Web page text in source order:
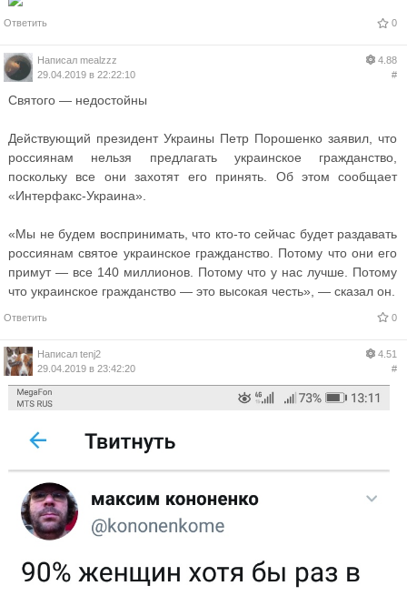
Ответить 0
Написал mealzzz
29.04.2019 в 22:22:10
4.88
#
Святого — недостойны
Действующий президент Украины Петр Порошенко заявил, что
россиянам нельзя предлагать украинское гражданство,
поскольку все они захотят его принять. Об этом сообщает
«Интерфакс-Украина».
«Мы не будем воспринимать, что кто-то сейчас будет раздавать
россиянам святое украинское гражданство. Потому что они его
примут — все 140 миллионов. Потому что у нас лучше. Потому
что украинское гражданство — это высокая честь», — сказал он.
Ответить 0
Написал tenj2
29.04.2019 в 23:42:20
4.51
#